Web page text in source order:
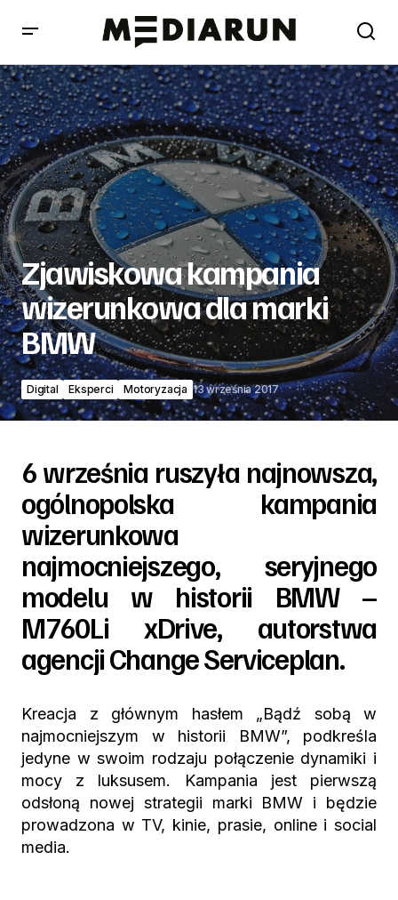
Zjawiskowa kampania wizerunkowa dla marki BMW
Zjawiskowa kampania
wizerunkowa dla marki
BMW
Digital Eksperci Motoryzacja 13 września 2017
6 września ruszyła najnowsza,
ogólnopolska kampania
wizerunkowa
najmocniejszego, seryjnego
modelu w historii BMW –
M760Li xDrive, autorstwa
agencji Change Serviceplan.
Kreacja z głównym hasłem „Bądź sobą w
najmocniejszym w historii BMW”, podkreśla
jedyne w swoim rodzaju połączenie dynamiki i
mocy z luksusem. Kampania jest pierwszą
odsłoną nowej strategii marki BMW i będzie
prowadzona w TV, kinie, prasie, online i social
media.